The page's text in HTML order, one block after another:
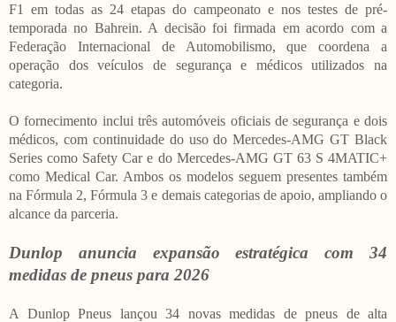
F1 em todas as 24 etapas do campeonato e nos testes de pré-
temporada no Bahrein. A decisão foi firmada em acordo com a
Federação Internacional de Automobilismo, que coordena a
operação dos veículos de segurança e médicos utilizados na
categoria.
O fornecimento inclui três automóveis oficiais de segurança e dois
médicos, com continuidade do uso do Mercedes-AMG GT Black
Series como Safety Car e do Mercedes-AMG GT 63 S 4MATIC+
como Medical Car. Ambos os modelos seguem presentes também
na Fórmula 2, Fórmula 3 e demais categorias de apoio, ampliando o
alcance da parceria.
Dunlop anuncia expansão estratégica com 34
medidas de pneus para 2026
A Dunlop Pneus lançou 34 novas medidas de pneus de alta